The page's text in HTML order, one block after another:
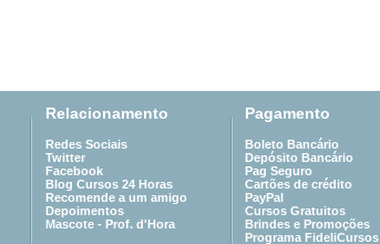
Relacionamento
Redes Sociais
Twitter
Facebook
Blog Cursos 24 Horas
Recomende a um amigo
Depoimentos
Mascote - Prof. d'Hora
Pagamento
Boleto Bancário
Depósito Bancário
Pag Seguro
Cartões de crédito
PayPal
Cursos Gratuitos
Brindes e Promoções
Programa FideliCursos